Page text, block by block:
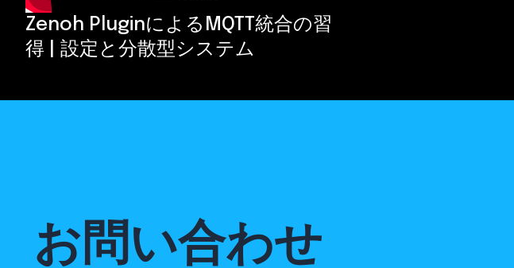
Zenoh PluginによるMQTT統合の習
得 | 設定と分散型システム
お問い合わせ